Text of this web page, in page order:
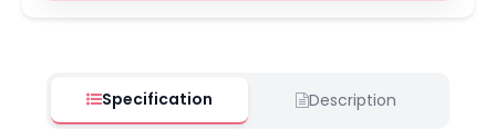
Specification Description